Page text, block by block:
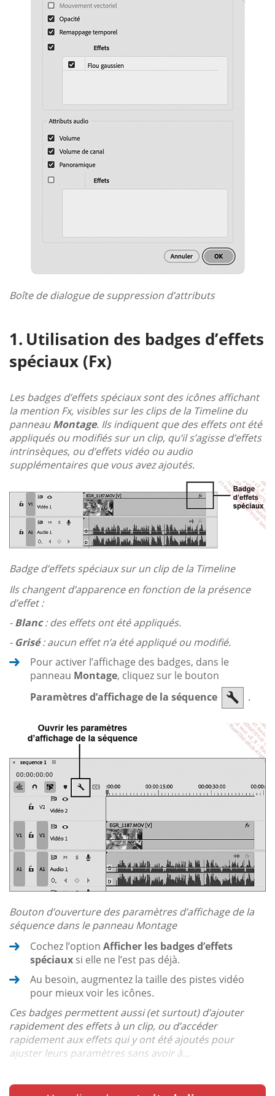
Boîte de dialogue de suppression d’attributs
Utilisation des badges d’effets
spéciaux (Fx)
Les badges d’effets spéciaux sont des icônes affichant
la mention Fx, visibles sur les clips de la Timeline du
panneauMontage. Ils indiquent que des effets ont été
appliqués ou modifiés sur un clip, qu’il s’agisse d’effets
intrinsèques, ou d’effets vidéo ou audio
supplémentaires que vous avez ajoutés.
Badge d’effets spéciaux sur un clip de la Timeline
Ils changent d’apparence en fonction de la présence
d’effet :
-Blanc: des effets ont été appliqués.
- Grisé: aucun effet n’a été appliqué ou modifié.
Pour activer l’affichage des badges, dans le
panneau Montage, cliquez sur le bouton
Paramètres d’affichage de la séquence
.
Bouton d’ouverture des paramètres d’affichage de la
séquence dans le panneau Montage
Cochez l’option Afficher les badges d’effets
spéciaux si elle ne l’est pas déjà.
Au besoin, augmentez la taille des pistes vidéo
pour mieux voir les icônes.
Ces badges permettent aussi (et surtout) d’ajouter
rapidement des effets à un clip, ou d’accéder
rapidement aux effets qui y ont été ajoutés pour
ajuster leurs paramètres sans avoir à...